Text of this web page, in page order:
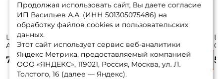
Цикада Strike Pro
Astro Vibe 65мм.
26,3гр. #135OBE-
UV
745 ₽
Cyber Vibe 45мм.
9,1гр. #NS08SUVL
555 ₽
Cyber Vibe 55мм.
17гр. #NS08SUVL
600 ₽
Продолжая использовать сайт, Вы даете согласие
ИП Васильев А.А. (ИНН 501305075486) на
обработку файлов cookies и пользовательских
данных.
Этот сайт использует сервис веб-аналитики
Яндекс Метрика, предоставляемый компанией
ООО «ЯНДЕКС», 119021, Россия, Москва, ул. Л.
Толстого, 16 (далее — Яндекс).